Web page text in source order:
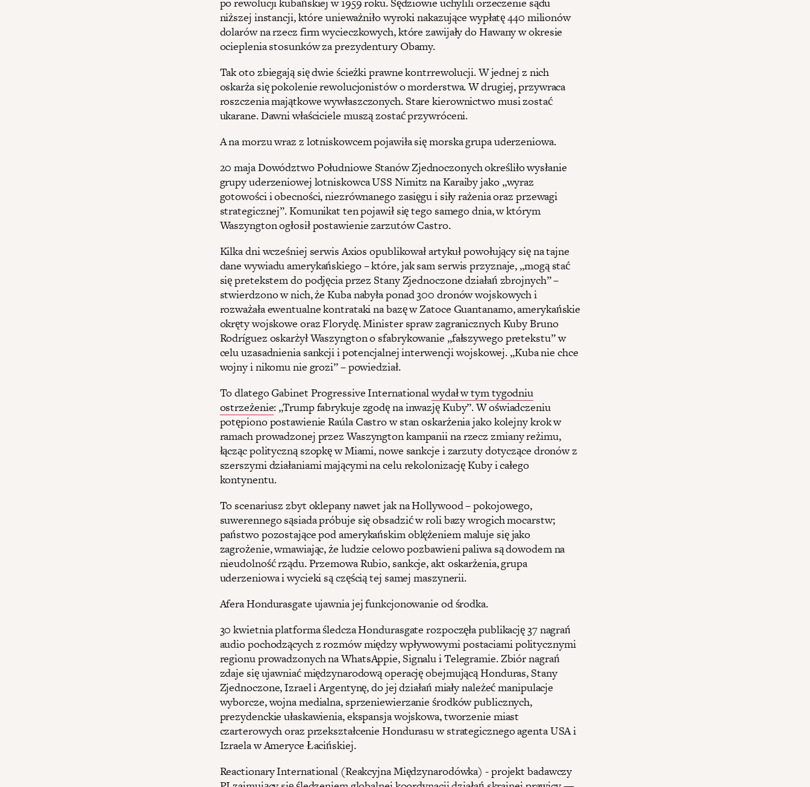
niższej instancji, które unieważniło wyroki nakazujące wypłatę 440 milionów
dolarów na rzecz firm wycieczkowych, które zawijały do Hawany w okresie
ocieplenia stosunków za prezydentury Obamy.
Tak oto zbiegają się dwie ścieżki prawne kontrrewolucji. W jednej z nich
oskarża się pokolenie rewolucjonistów o morderstwa. W drugiej, przywraca
roszczenia majątkowe wywłaszczonych. Stare kierownictwo musi zostać
ukarane. Dawni właściciele muszą zostać przywróceni.
A na morzu wraz z lotniskowcem pojawiła się morska grupa uderzeniowa.
20 maja Dowództwo Południowe Stanów Zjednoczonych określiło wysłanie
grupy uderzeniowej lotniskowca USS Nimitz na Karaiby jako „wyraz
gotowości i obecności, niezrównanego zasięgu i siły rażenia oraz przewagi
strategicznej”. Komunikat ten pojawił się tego samego dnia, w którym
Waszyngton ogłosił postawienie zarzutów Castro.
Kilka dni wcześniej serwis Axios opublikował artykuł powołujący się na tajne
dane wywiadu amerykańskiego – które, jak sam serwis przyznaje, „mogą stać
się pretekstem do podjęcia przez Stany Zjednoczone działań zbrojnych” –
stwierdzono w nich, że Kuba nabyła ponad 300 dronów wojskowych i
rozważała ewentualne kontrataki na bazę w Zatoce Guantanamo, amerykańskie
okręty wojskowe oraz Florydę. Minister spraw zagranicznych Kuby Bruno
Rodríguez oskarżył Waszyngton o sfabrykowanie „fałszywego pretekstu” w
celu uzasadnienia sankcji i potencjalnej interwencji wojskowej. „Kuba nie chce
wojny i nikomu nie grozi” – powiedział.
To dlatego Gabinet Progressive Internationalwydał w tym tygodniu
ostrzeżenie: „Trump fabrykuje zgodę na inwazję Kuby”. W oświadczeniu
potępiono postawienie Raúla Castro w stan oskarżenia jako kolejny krok w
ramach prowadzonej przez Waszyngton kampanii na rzecz zmiany reżimu,
łącząc polityczną szopkę w Miami, nowe sankcje i zarzuty dotyczące dronów z
szerszymi działaniami mającymi na celu rekolonizację Kuby i całego
kontynentu.
To scenariusz zbyt oklepany nawet jak na Hollywood – pokojowego,
suwerennego sąsiada próbuje się obsadzić w roli bazy wrogich mocarstw;
państwo pozostające pod amerykańskim oblężeniem maluje się jako
zagrożenie, wmawiając, że ludzie celowo pozbawieni paliwa są dowodem na
nieudolność rządu. Przemowa Rubio, sankcje, akt oskarżenia, grupa
uderzeniowa i wycieki są częścią tej samej maszynerii.
Afera Hondurasgate ujawnia jej funkcjonowanie od środka.
30 kwietnia platforma śledcza Hondurasgate rozpoczęła publikację 37 nagrań
audio pochodzących z rozmów między wpływowymi postaciami politycznymi
regionu prowadzonych na WhatsAppie, Signalu i Telegramie. Zbiór nagrań
zdaje się ujawniać międzynarodową operację obejmującą Honduras, Stany
Zjednoczone, Izrael i Argentynę, do jej działań miały należeć manipulacje
wyborcze, wojna medialna, sprzeniewierzanie środków publicznych,
prezydenckie ułaskawienia, ekspansja wojskowa, tworzenie miast
czarterowych oraz przekształcenie Hondurasu w strategicznego agenta USA i
Izraela w Ameryce Łacińskiej.
Reactionary International (Reakcyjna Międzynarodówka) - projekt badawczy